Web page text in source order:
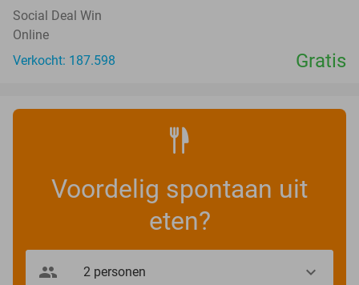
Social Deal Win
Online
Verkocht: 187.598
Gratis
Voordelig spontaan uit
eten?